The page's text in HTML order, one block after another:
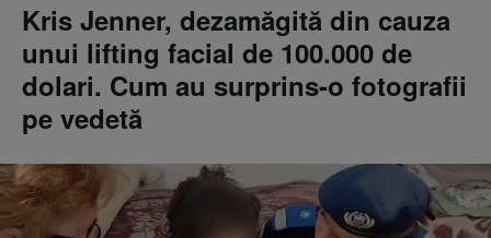
Kris Jenner, dezamăgită din cauza
unui lifting facial de 100.000 de
dolari. Cum au surprins-o fotografii
pe vedetă